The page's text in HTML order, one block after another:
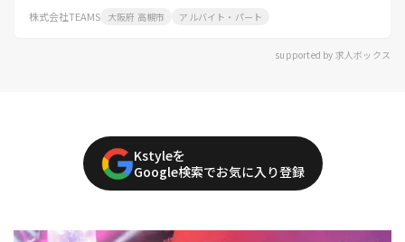
株式会社TEAMS 大阪府 高槻市 アルバイト・パート
supported by 求人ボックス
Kstyleを
Google検索でお気に入り登録